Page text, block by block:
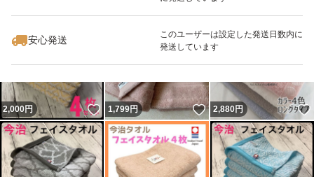
柔らかくて乾きやすく、衛生面も安心な人気シリーズで
まとめ買いや色違いもご希望あれば対応できます。
お気軽にコメントください(^^)
安心発送
このユーザーは設定した発送日数内に
発送しています
いいね！
1,900
2,000円 いいね！
1,799円 いいね！
2,880円